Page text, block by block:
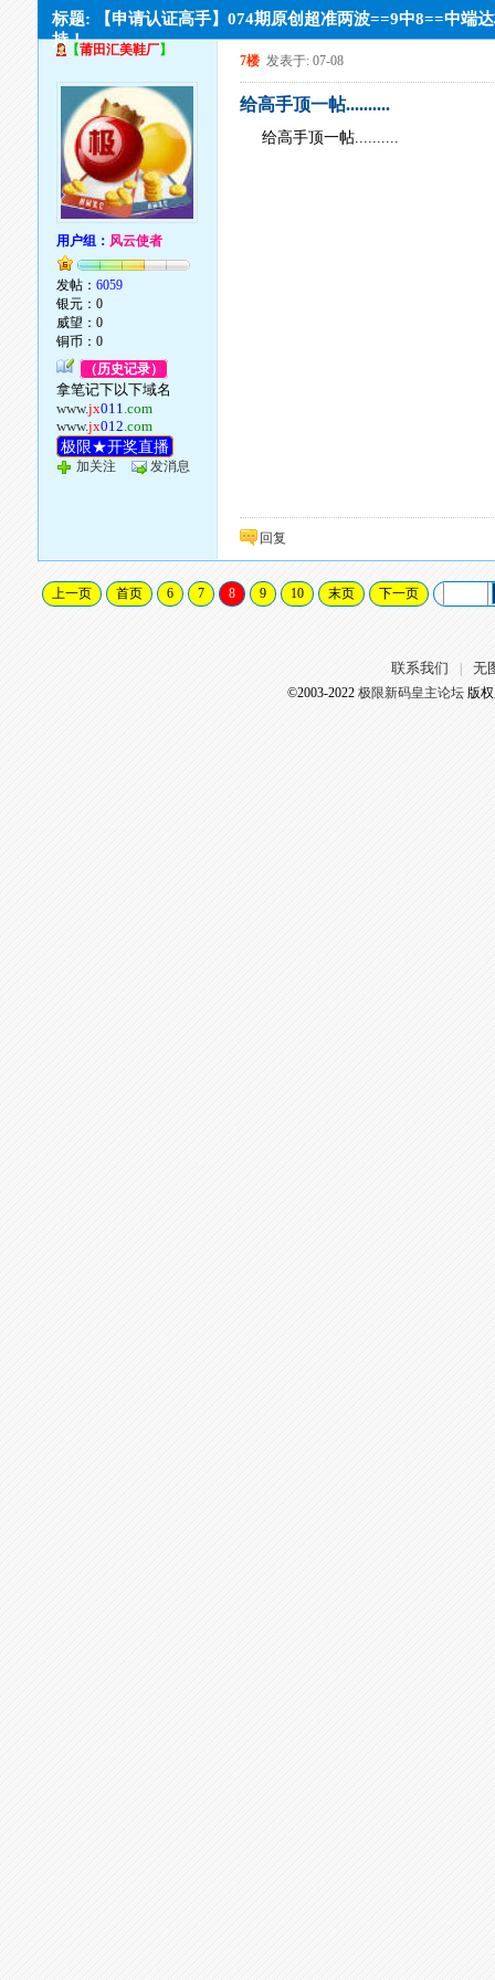
标题: 【申请认证高手】074期原创超准两波==9中8==中端
持！
【莆田汇美鞋厂】
用户组： 风云使者
发帖：6059
银元：0
威望：0
铜币：0
（历史记录）
拿笔记下以下域名
www.jx011.com
www.jx012.com
极限★开奖直播
加关注 发消息
7楼 发表于: 07-08
给高手顶一帖..........
给高手顶一帖..........
回复
上一页 首页 6 7 8 9 10 末页 下一页
联系我们 无
©2003-2022 极限新码皇主论坛版权